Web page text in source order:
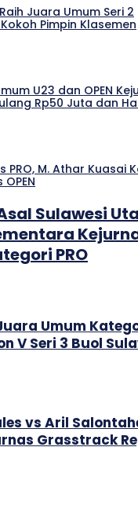
Juara Umum Seri 2
Pimpin Klasemen
U23 dan OPEN
Rp50 Juta dan
M. Athar Kuasai
Sulawesi
PRO
Umum
V Seri 3 Buol
vs Aril
Grasstrack